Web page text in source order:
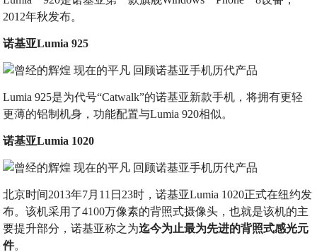
2012年秋发布。
诺基亚Lumia 925
Lumia 925是为代号“Catwalk”的诺基亚新款手机，将拥有更轻
更薄的铝制机身，功能配置与Lumia 920相似。
诺基亚Lumia 1020
北京时间2013年7月11日23时，诺基亚Lumia 1020正式在纽约发
布。该机采用了4100万像素的背照式摄像头，也就是该机的主
要提升部分，诺基亚称之为迄今为止最为先进的背照式感光元
件。